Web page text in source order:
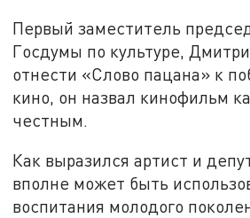
Первый заместитель
Госдумы по культуре,
отнести «Слово пацана» к
кино, он назвал кинофильм
честным.
Как выразился артист и
вполне может быть
воспитания молодого